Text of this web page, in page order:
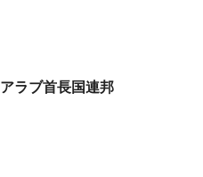
アラブ首長国連邦